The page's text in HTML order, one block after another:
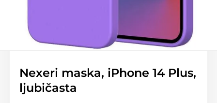
Nexeri maska, iPhone 14 Plus,
ljubičasta